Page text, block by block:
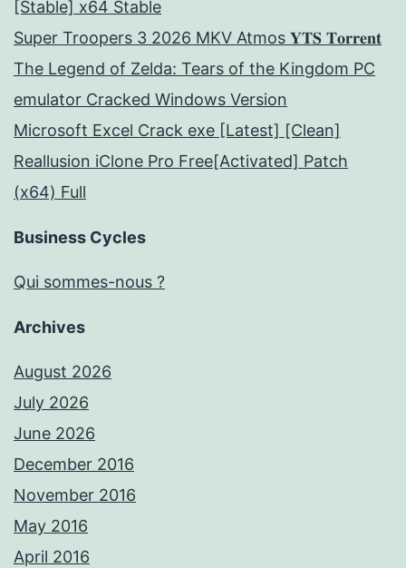
[Stable] x64 Stable
Super Troopers 3 2026 MKV Atmos 𝐘𝐓𝐒 𝐓𝐨𝐫𝐫𝐞𝐧𝐭
The Legend of Zelda: Tears of the Kingdom PC
emulator Cracked Windows Version
Microsoft Excel Crack exe [Latest] [Clean]
Reallusion iClone Pro Free[Activated] Patch
(x64) Full
Business Cycles
Qui sommes-nous ?
Archives
August 2026
July 2026
June 2026
December 2016
November 2016
May 2016
April 2016